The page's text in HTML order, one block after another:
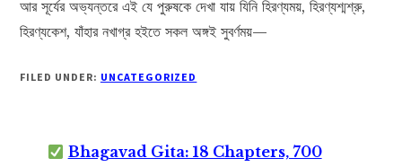
আর সূর্যের অভ্যন্তরে এই যে পুরুষকে দেখা যায় যিনি হিরণ্যময়, হিরণ্যশ্মশ্রু,
হিরণ্যকেশ, যাঁহার নখাগ্র হইতে সকল অঙ্গই সুবর্ণময়—
FILED UNDER: UNCATEGORIZED
Bhagavad Gita: 18 Chapters, 700